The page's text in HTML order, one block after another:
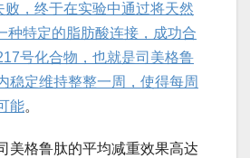
，终于在实验中通过将天然
种特定的脂肪酸连接，成功合
号化合物，也就是司美格鲁
稳定维持整整一周，使得每周
能。
美格鲁肽的平均减重效果高达